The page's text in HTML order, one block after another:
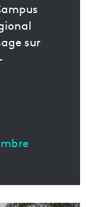
sur